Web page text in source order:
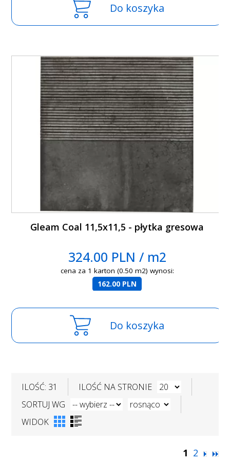
Do koszyka
Gleam Coal 11,5x11,5 - płytka gresowa
324.00 PLN / m2
cena za 1 karton (0.50 m2) wynosi:
162.00 PLN
Do koszyka
ILOŚĆ: 31
ILOŚĆ NA STRONIE
SORTUJ WG
WIDOK
1 2